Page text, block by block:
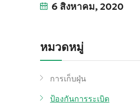
6 สิงหาคม, 2020
หมวดหมู่
การเก็บฝุ่น
ป้องกันการระเบิด